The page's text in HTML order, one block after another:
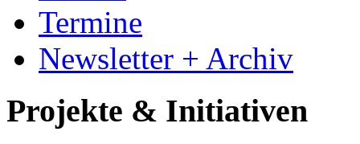
Termine
Newsletter + Archiv
Projekte & Initiativen